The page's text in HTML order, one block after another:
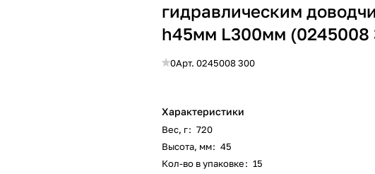
гидравлическим
h45мм L300мм (0245008
0Арт.0245008 300
Характеристики
Вес, г: 720
Высота, мм: 45
Кол-во в упаковке: 15